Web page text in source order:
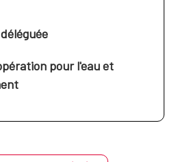
pour l'eau et